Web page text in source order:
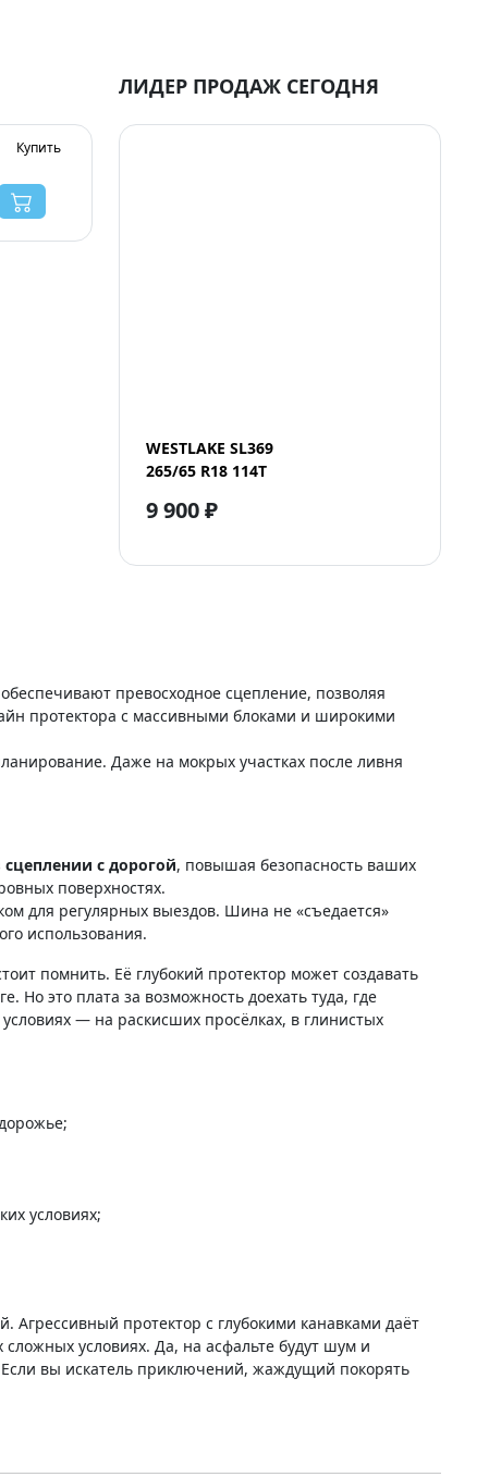
Купить
ЛИДЕР ПРОДАЖ СЕГОДНЯ
WESTLAKE SL369
265/65 R18 114T
9 900 ₽
превосходное сцепление, позволяя
протектора с массивными блоками и широкими
Даже на мокрых участках после ливня
с дорогой, повышая безопасность ваших
поверхностях.
для регулярных выездов. Шина не «съедается»
использования.
помнить. Её глубокий протектор может создавать
Но это плата за возможность доехать туда, где
— на раскисших просёлках, в глинистых
условиях;
протектор с глубокими канавками даёт
условиях. Да, на асфальте будут шум и
Если вы искатель приключений, жаждущий покорять